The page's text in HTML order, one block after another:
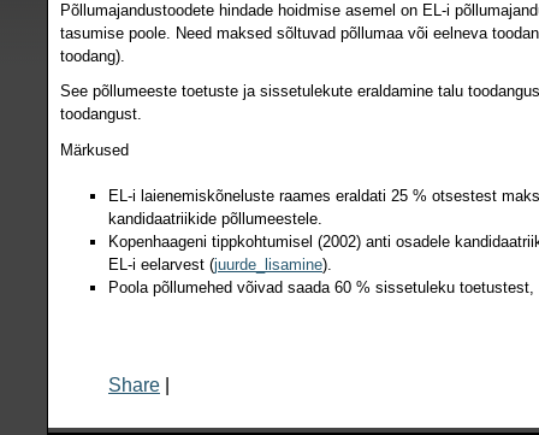
Põllumajandustoodete hindade hoidmise asemel on EL-i
tasumise poole. Need maksed sõltuvad põllumaa või eelneva
toodang).
See põllumeeste toetuste ja sissetulekute eraldamine talu
toodangust.
Märkused
EL-i laienemiskõneluste raames eraldati 25 % otsestest
kandidaatriikide põllumeestele.
Kopenhaageni tippkohtumisel (2002) anti osadele
EL-i eelarvest (juurde_lisamine).
Poola põllumehed võivad saada 60 % sissetuleku
Share